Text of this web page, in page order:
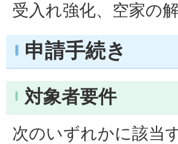
受入れ強化、空家の
申請手続き
対象者要件
次のいずれかに該当